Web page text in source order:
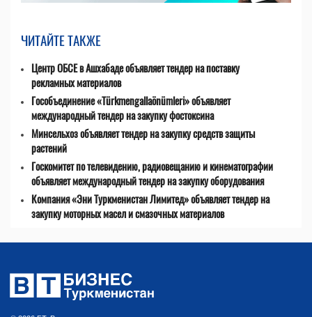
ЧИТАЙТЕ ТАКЖЕ
Центр ОБСЕ в Ашхабаде объявляет тендер на поставку
рекламных материалов
Гособъединение «Türkmengallaönümleri» объявляет
международный тендер на закупку фостоксина
Минсельхоз объявляет тендер на закупку средств защиты
растений
Госкомитет по телевидению, радиовещанию и кинематографии
объявляет международный тендер на закупку оборудования
Компания «Эни Туркменистан Лимитед» объявляет тендер на
закупку моторных масел и смазочных материалов